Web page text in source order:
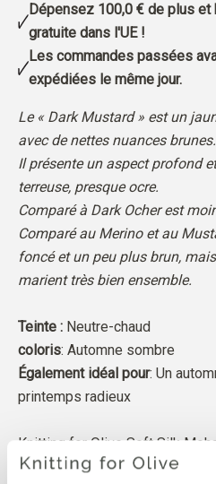
Dépensez 100,0 € de plus et
gratuite dans l'UE !
Les commandes passées
expédiées le même jour.
Le « Dark Mustard » est un
avec de nettes nuances brunes.
Il présente un aspect profond
terreuse, presque ocre.
Comparé à Dark Ocher est
Comparé au Merino et au
foncé et un peu plus brun,
marient très bien ensemble.
Teinte : Neutre-chaud
coloris: Automne sombre
Également idéal pour: Un
printemps radieux
Knitting for Olive Soft Silk
de kid mohair et de soie de